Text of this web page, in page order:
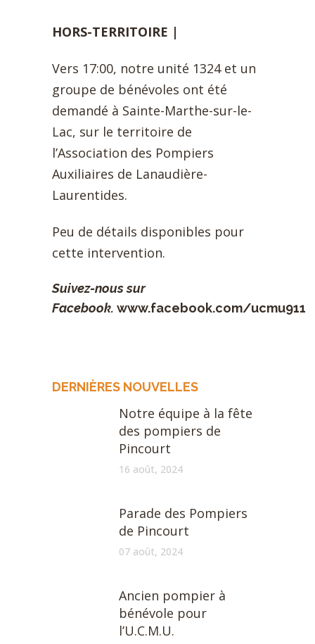
HORS-TERRITOIRE |
Vers 17:00, notre unité 1324 et un
groupe de bénévoles ont été
demandé à Sainte-Marthe-sur-le-
Lac, sur le territoire de
l’Association des Pompiers
Auxiliaires de Lanaudière-
Laurentides.
Peu de détails disponibles pour
cette intervention.
Suivez-nous sur
Facebook. www.facebook.com/ucmu911
DERNIÈRES NOUVELLES
Notre équipe à la fête
des pompiers de
Pincourt
16 août, 2024
Parade des Pompiers
de Pincourt
07 août, 2024
Ancien pompier à
bénévole pour
l’U.C.M.U.